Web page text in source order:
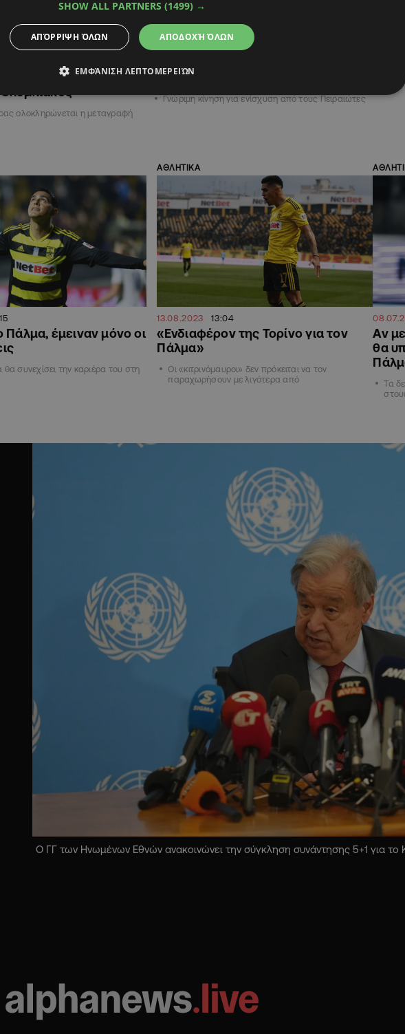
το πάλεψε πολύ
ολοκληρώνεται η μεταγραφή
Παίρνει Πάλμα ο Ολυμπιακός
Γνώριμη κίνηση για ενίσχυση από τους Πειραιώτες
Πάλμα, έμειναν μόνο οι
συνεχίσει την καριέρα του στη
ΑΘΛΗΤΙΚΑ
13.08.2023 13:04
«Ενδιαφέρον της Τορίνο για τον
Πάλμα»
Οι «κιτρινόμαυροι» δεν πρόκειται να τον
παραχωρήσουν με λιγότερα από
Αν
θα
Τα
Ο ΓΓ των Ηνωμένων Εθνών ανακοινώνει την σύγκληση συνάντησης 5+1 για το
SHOW ALL PARTNERS (1499) →
ΑΠΟΔΟΧΉ ΌΛΩΝ
ΑΠΌΡΡΙΨΗ ΌΛΩΝ
ΕΜΦΆΝΙΣΗ ΛΕΠΤΟΜΕΡΕΙΏΝ